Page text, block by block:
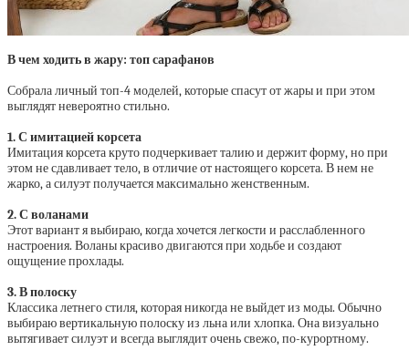
В чем ходить в жару: топ сарафанов
Собрала личный топ-4 моделей, которые спасут от жары и при этом
выглядят невероятно стильно.
1. С имитацией корсета
Имитация корсета круто подчеркивает талию и держит форму, но при
этом не сдавливает тело, в отличие от настоящего корсета. В нем не
жарко, а силуэт получается максимально женственным.
2. С воланами
Этот вариант я выбираю, когда хочется легкости и расслабленного
настроения. Воланы красиво двигаются при ходьбе и создают
ощущение прохлады.
3. В полоску
Классика летнего стиля, которая никогда не выйдет из моды. Обычно
выбираю вертикальную полоску из льна или хлопка. Она визуально
вытягивает силуэт и всегда выглядит очень свежо, по-курортному.